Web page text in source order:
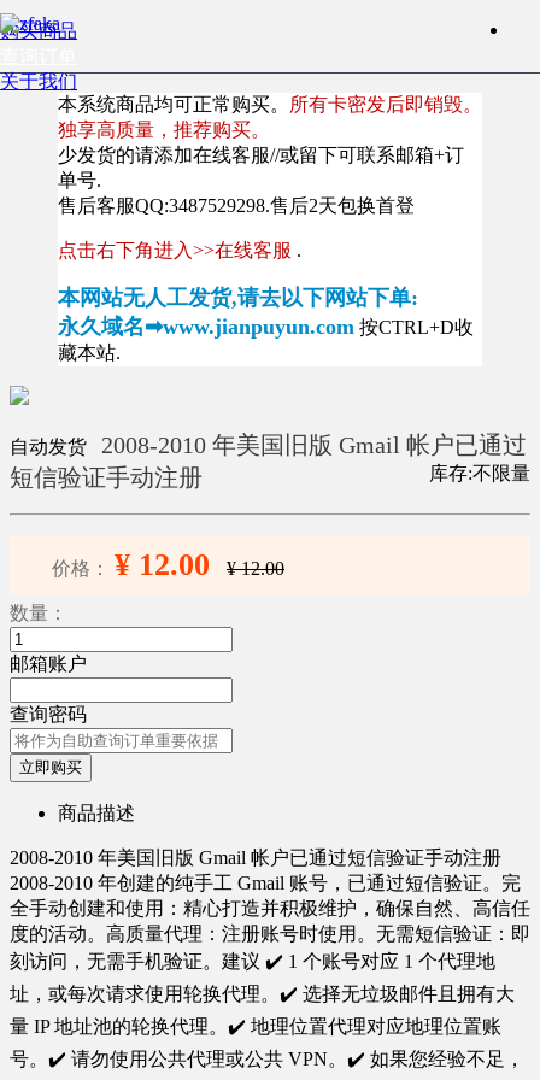
购买商品
关于我们
本系统商品均可正常购买。
所有卡密发后即销毁。
独享高质量，推荐购买。
少发货的请添加在线客服//或留下可联系邮箱+订
单号.
售后客服QQ:3487529298.售后2天包换首登
点击右下角进入>>在线客服 .
本网站无人工发货,请去以下网站下单:
永久域名➡www.jianpuyun.com 按CTRL+D收
藏本站.
自动发货
2008-2010 年美国旧版 Gmail 帐户已通过
短信验证手动注册
库存:不限量
价格： ¥ 12.00 ¥ 12.00
数量：
邮箱账户
查询密码
立即购买
商品描述
2008-2010 年美国旧版 Gmail 帐户已通过短信验证手动注册
2008-2010 年创建的纯手工 Gmail 账号，已通过短信验证。完
全手动创建和使用：精心打造并积极维护，确保自然、高信任
度的活动。高质量代理：注册账号时使用。无需短信验证：即
刻访问，无需手机验证。建议 ✔️ 1 个账号对应 1 个代理地
址，或每次请求使用轮换代理。✔️ 选择无垃圾邮件且拥有大
量 IP 地址池的轮换代理。✔️ 地理位置代理对应地理位置账
号。✔️ 请勿使用公共代理或公共 VPN。✔️ 如果您经验不足，